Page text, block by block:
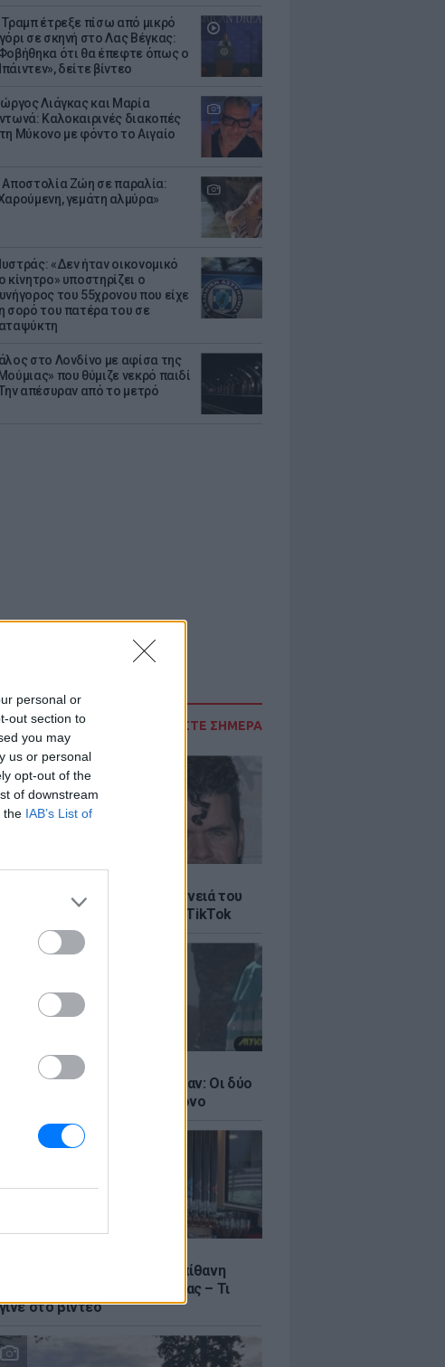
personal or
out section to
you may
us or personal
opt-out of the
of downstream
the IAB’s List of
έτρεξε πίσω από μικρό
σε σκηνή στο Λας Βέγκας:
ότι θα έπεφτε όπως ο
δείτε βίντεο
Λιάγκας και Μαρία
Καλοκαιρινές διακοπές
Μύκονο με φόντο το Αιγαίο
Αποστολία Ζώη σε παραλία:
γεμάτη αλμύρα»
«Δεν ήταν οικονομικό
κίνητρο» υποστηρίζει ο
του 55χρονου που είχε
σορό του πατέρα του σε
στο Λονδίνο με αφίσα της
που θύμιζε νεκρό παιδί
απέσυραν από το μετρό
ΔΙΑΒΑΣΤΕ ΣΗΜΕΡΑ
Πέρεζ Χίλτον: Τι λέει η οικογένειά του
μετά το σοκαριστικό live στο TikTok
Ζόε Σαλντάνα και Νικόλ Κίντμαν: Οι δύο
σταρ του Χόλιγουντ στη Μύκονο
Ο Γιώργος Μανίκας έστησε απίθανη
φάρσα σε υπάλληλο καφετέριας – Τι
στο βίντεο